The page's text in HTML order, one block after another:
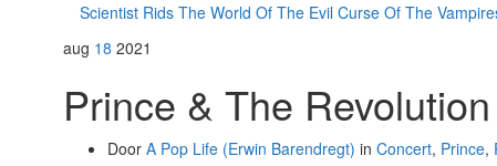
Scientist Rids The World Of The Evil Curse Of The
aug 18 2021
Prince & The
Door A Pop Life (Erwin Barendregt) in Concert, Prince,